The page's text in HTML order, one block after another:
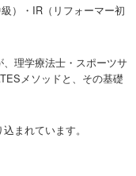
）・IR（リフォーマー初
理学療法士・スポーツサ
メソッドと、その基礎
まれています。